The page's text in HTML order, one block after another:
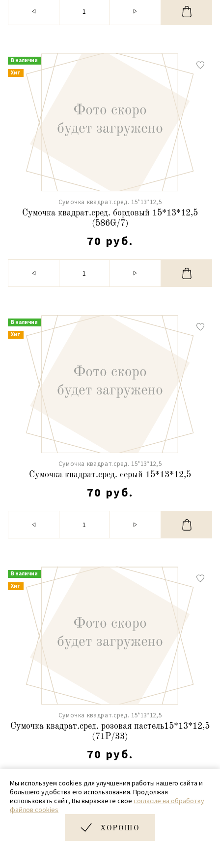
В наличии
Хит
Сумочка квадрат.сред. 15*13*12,5
Сумочка квадрат.сред. бордовый 15*13*12,5
(586G/7)
70 руб.
В наличии
Хит
Сумочка квадрат.сред. 15*13*12,5
Сумочка квадрат.сред. серый 15*13*12,5
70 руб.
В наличии
Хит
Сумочка квадрат.сред. 15*13*12,5
Сумочка квадрат.сред. розовая пастель15*13*12,5
(71Р/33)
70 руб.
Мы используем cookies для улучшения работы нашего сайта и
большего удобства его использования. Продолжая
использовать сайт, Вы выражаете своё согласие на обработку
файлов cookies
ХОРОШО